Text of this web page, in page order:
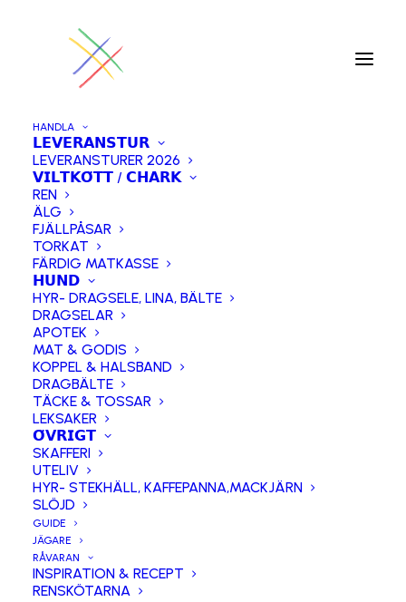
HANDLA
𝗟𝗘𝗩𝗘𝗥𝗔𝗡𝗦𝗧𝗨𝗥
LEVERANSTURER 2026
𝗩𝗜𝗟𝗧𝗞𝗢̈𝗧𝗧 / 𝗖𝗛𝗔𝗥𝗞
REN
ÄLG
FJÄLLPÅSAR
TORKAT
FÄRDIG MATKASSE
𝗛𝗨𝗡𝗗
HYR- DRAGSELE, LINA, BÄLTE
DRAGSELAR
APOTEK
MAT & GODIS
KOPPEL & HALSBAND
DRAGBÄLTE
TÄCKE & TOSSAR
LEKSAKER
𝗢̈𝗩𝗥𝗜𝗚𝗧
SKAFFERI
UTELIV
HYR- STEKHÄLL, KAFFEPANNA,MACKJÄRN
SLÖJD
GUIDE
JÄGARE
RÅVARAN
INSPIRATION & RECEPT
RENSKÖTARNA
Hem
HUNDMAT & GODIS
Hundgodis- torkad rensvans